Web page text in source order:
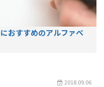
おすすめのアルファベ
2018.09.06